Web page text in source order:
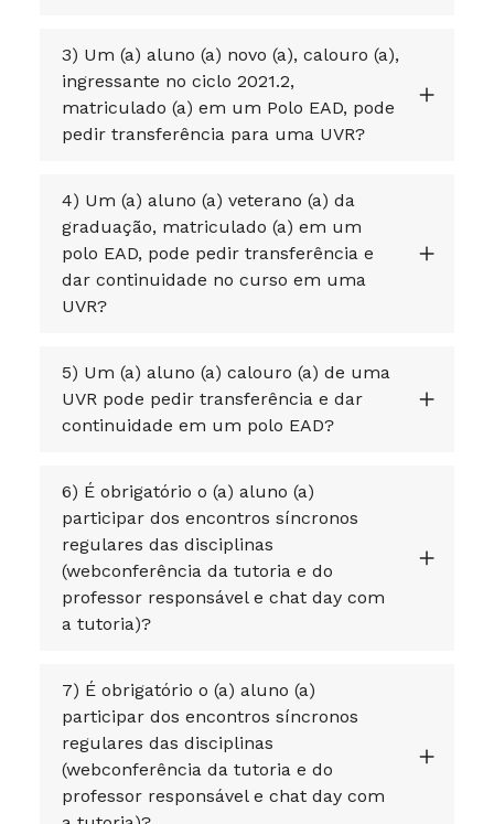
3) Um (a) aluno (a) novo (a), calouro (a),
ingressante no ciclo 2021.2,
matriculado (a) em um Polo EAD, pode
pedir transferência para uma UVR?
4) Um (a) aluno (a) veterano (a) da
graduação, matriculado (a) em um
polo EAD, pode pedir transferência e
dar continuidade no curso em uma
UVR?
5) Um (a) aluno (a) calouro (a) de uma
UVR pode pedir transferência e dar
continuidade em um polo EAD?
6) É obrigatório o (a) aluno (a)
participar dos encontros síncronos
regulares das disciplinas
(webconferência da tutoria e do
professor responsável e chat day com
a tutoria)?
7) É obrigatório o (a) aluno (a)
participar dos encontros síncronos
regulares das disciplinas
(webconferência da tutoria e do
professor responsável e chat day com